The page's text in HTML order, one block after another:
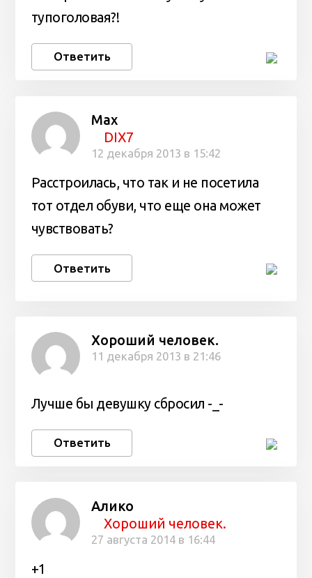
тупоголовая?!
Ответить
Max
DIX7
12 декабря 2013 в 15:42
Расстроилась, что так и не посетила
тот отдел обуви, что еще она может
чувствовать?
Ответить
Хороший человек.
11 декабря 2013 в 21:46
Лучше бы девушку сбросил -_-
Ответить
Алико
Хороший человек.
27 августа 2014 в 16:44
+1